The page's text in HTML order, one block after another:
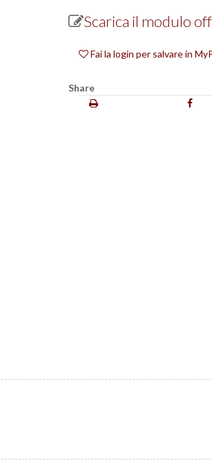
Scarica il modulo
Fai la login per salvare in
Share